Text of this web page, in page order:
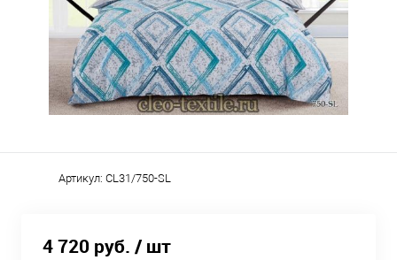
Артикул: CL31/750-SL
4 720 руб. / шт